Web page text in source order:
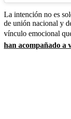
La intención no es
de unión nacional y
vínculo emocional
han acompañado a